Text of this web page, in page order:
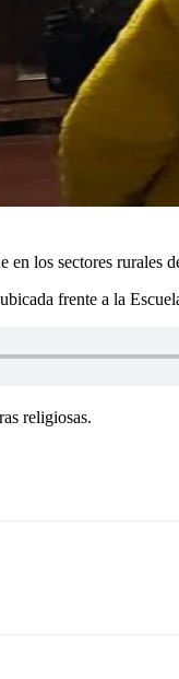
en los sectores
frente a la
religiosas.